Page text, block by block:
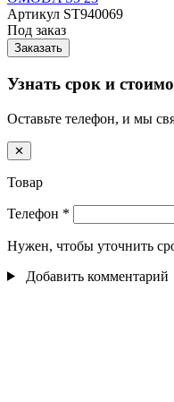
Артикул ST940069
Под заказ
Заказать
Узнать срок и
Оставьте телефон, и мы
✕
Товар
Телефон *
Нужен, чтобы уточнить
Добавить комментарий